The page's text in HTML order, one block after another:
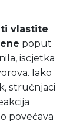
vlastite
poput
iscjetka
Iako
stručnjaci
povećava